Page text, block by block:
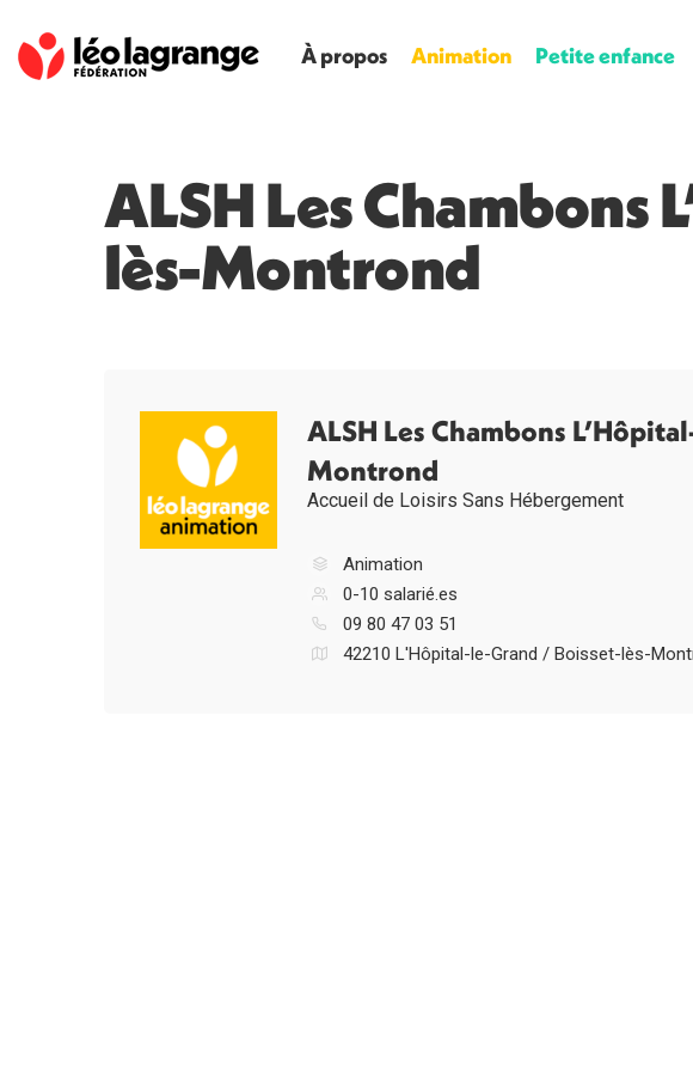
À propos Animation Petite enfance
ALSH Les
lès-Montrond
ALSH Les Chambons
Montrond
Accueil de Loisirs Sans Hébergement
Animation
0-10 salarié.es
09 80 47 03 51
42210 L'Hôpital-le-Grand / Boisset-lès-